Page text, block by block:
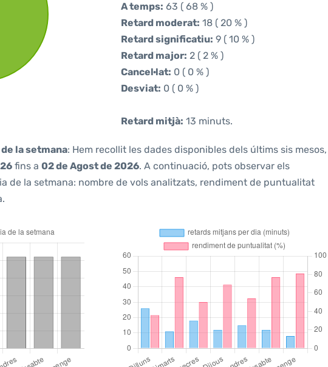
A temps: 63 ( 68 % )
Retard moderat: 18 ( 20 % )
Retard significatiu: 9 ( 10 % )
Retard major: 2 ( 2 % )
Cancel·lat: 0 ( 0 % )
Desviat: 0 ( 0 % )
Retard mitjà: 13 minuts.
la setmana: Hem recollit les dades disponibles dels últims sis mesos,
fins a 02 de Agost de 2026. A continuació, pots observar els
de la setmana: nombre de vols analitzats, rendiment de puntualitat